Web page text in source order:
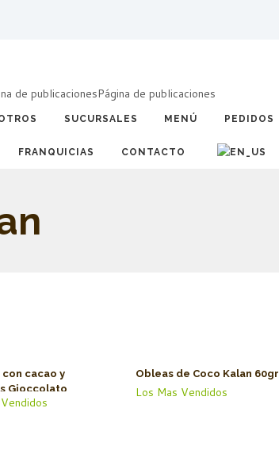
de publicacionesPágina de publicaciones
SUCURSALES MENÚ PEDIDOS
FRANQUICIAS CONTACTO
cacao y
Gioccolato
Obleas de Coco Kalan 60gr
Los Mas Vendidos